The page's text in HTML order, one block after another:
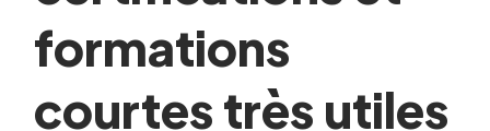
formations
courtes très utiles